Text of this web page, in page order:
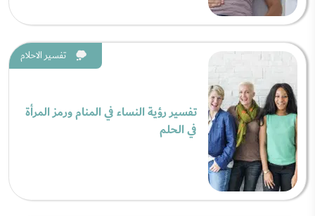
تفسير الاحلام
تفسير رؤية النساء في المنام ورمز المرأة
في الحلم